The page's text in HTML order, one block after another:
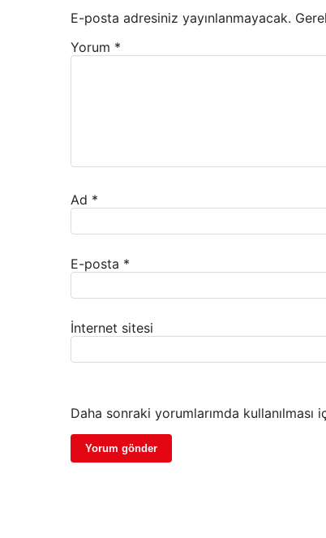
E-posta adresiniz yayınlanmayacak.
Yorum *
Ad *
E-posta *
İnternet sitesi
Daha sonraki yorumlarımda